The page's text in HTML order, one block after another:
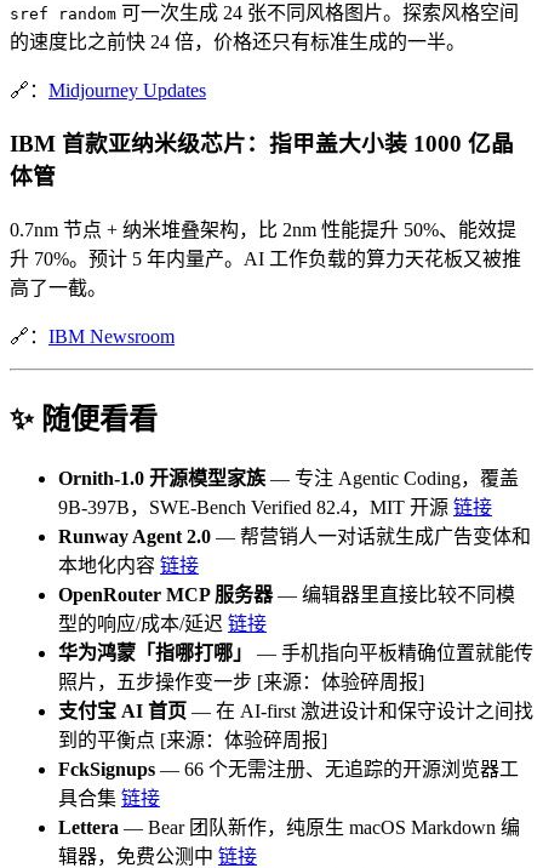
sref random 可一次生成 24 张不同风格图片。探索风格空间
的速度比之前快 24 倍，价格还只有标准生成的一半。
🔗： Midjourney Updates
IBM 首款亚纳米级芯片：指甲盖大小装 1000 亿晶
体管
0.7nm 节点 + 纳米堆叠架构，比 2nm 性能提升 50%、能效提
升 70%。预计 5 年内量产。AI 工作负载的算力天花板又被推
高了一截。
🔗： IBM Newsroom
✨ 随便看看
Ornith-1.0 开源模型家族 — 专注 Agentic Coding，覆盖
9B-397B，SWE-Bench Verified 82.4，MIT 开源 链接
Runway Agent 2.0 — 帮营销人一对话就生成广告变体和
本地化内容 链接
OpenRouter MCP 服务器— 编辑器里直接比较不同模
型的响应/成本/延迟 链接
华为鸿蒙「指哪打哪」
— 手机指向平板精确位置就能传
照片，五步操作变一步 [来源：体验碎周报]
支付宝 AI 首页 — 在 AI-first 激进设计和保守设计之间找
到的平衡点 [来源：体验碎周报]
FckSignups — 66 个无需注册、无追踪的开源浏览器工
具合集 链接
Lettera — Bear 团队新作，纯原生 macOS Markdown 编
辑器，免费公测中 链接